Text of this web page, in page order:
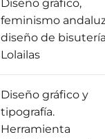
Diseño gráfico,
feminismo
diseño de
Lolailas
Diseño gráfico y
tipografía.
Herramienta